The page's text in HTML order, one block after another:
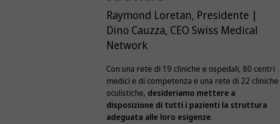
Raymond Loretan, Presidente |
Dino Cauzza, CEO Swiss Medical
Network
Con una rete di 19 cliniche e ospedali, 80 centri
medici e di competenza e una rete di 22 cliniche
oculistiche, desideriamo mettere a
disposizione di tutti i pazienti la struttura
adeguata alle loro esigenze.